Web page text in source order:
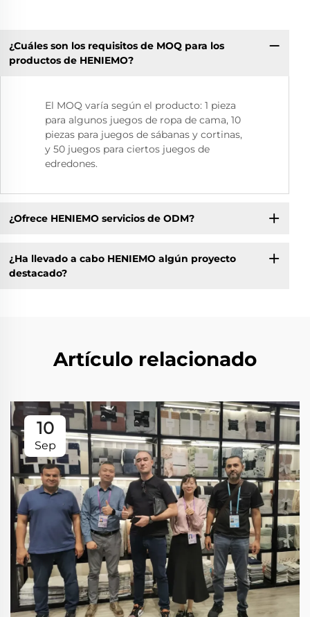
¿Cuáles son los requisitos de MOQ para los
productos de HENIEMO?
El MOQ varía según el producto: 1 pieza
para algunos juegos de ropa de cama, 10
piezas para juegos de sábanas y cortinas,
y 50 juegos para ciertos juegos de
edredones.
¿Ofrece HENIEMO servicios de ODM?
¿Ha llevado a cabo HENIEMO algún proyecto
destacado?
Artículo relacionado
10
Sep